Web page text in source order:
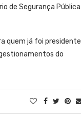
de Segurança Pública
quem já foi presidente
do